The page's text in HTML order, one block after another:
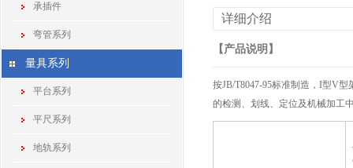
承插件
弯管系列
量具系列
平台系列
平尺系列
地轨系列
详细介绍
【产品说明】
按JB/T8047-95标准制造，I型V
的检测、划线、定位及机械加工